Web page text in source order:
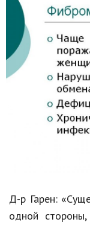
Д-р Гарен:
одной